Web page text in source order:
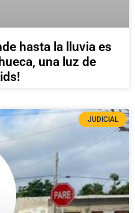
hasta la lluvia es
una luz de
JUDICIAL